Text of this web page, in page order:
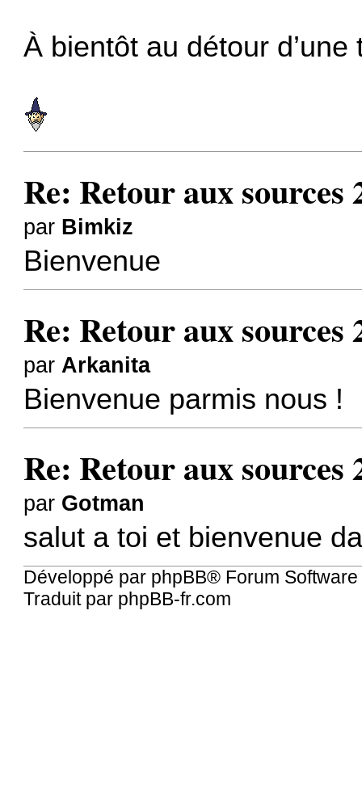
À bientôt au détour d’une
Re: Retour aux sources
par Bimkiz
Bienvenue
Re: Retour aux sources
par Arkanita
Bienvenue parmis nous !
Re: Retour aux sources
par Gotman
salut a toi et bienvenue
Développé par phpBB® Forum
Traduit par phpBB-fr.com